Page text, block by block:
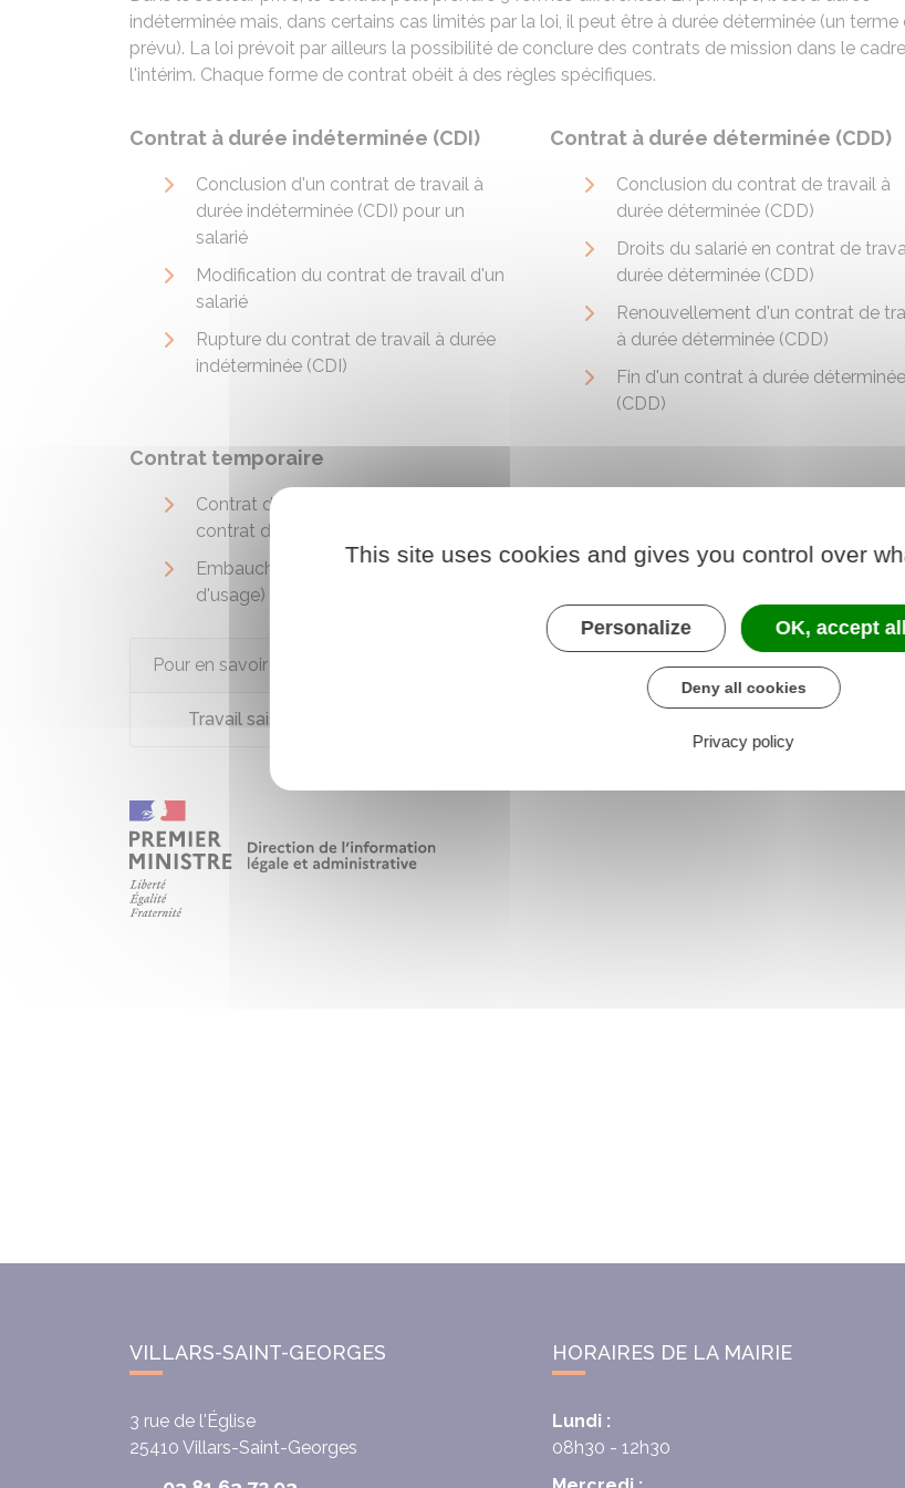
indéterminée mais, dans certains cas limités par la loi, il peut être à durée déterminée (un terme
prévu). La loi prévoit par ailleurs la possibilité de conclure des contrats de mission dans le
l'intérim. Chaque forme de contrat obéit à des règles spécifiques.
Contrat à durée indéterminée (CDI)
Conclusion d'un contrat de travail à
durée indéterminée (CDI) pour un
salarié
Modification du contrat de travail d'un
salarié
Rupture du contrat de travail à durée
indéterminée (CDI)
Contrat à durée déterminée (CDD)
Conclusion du contrat de travail à
durée déterminée (CDD)
Droits du salarié en contrat de
durée déterminée (CDD)
Renouvellement d'un contrat de
à durée déterminée (CDD)
Fin d'un contrat à durée déterminée
(CDD)
Contrat temporaire
Contrat de travail temporaire (ou
contrat dit d'intérim)
Embauche en contrat d'extra (CDD
d'usage)
Pour en savoir plus
Travail saisonnier
VILLARS-SAINT-GEORGES
3 rue de l'Église
25410 Villars-Saint-Georges
HORAIRES DE LA MAIRIE
Lundi :
08h30 - 12h30
This site uses cookies and gives you control over
Personalize OK, accept all
Deny all cookies
Privacy policy